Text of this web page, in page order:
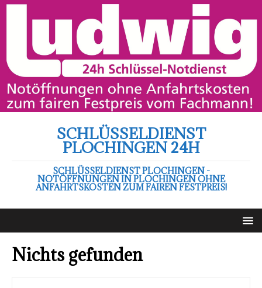
SCHLÜSSELDIENST
PLOCHINGEN 24H
SCHLÜSSELDIENST PLOCHINGEN -
NOTÖFFNUNGEN IN PLOCHINGEN OHNE
ANFAHRTSKOSTEN ZUM FAIREN FESTPREIS!
Nichts gefunden